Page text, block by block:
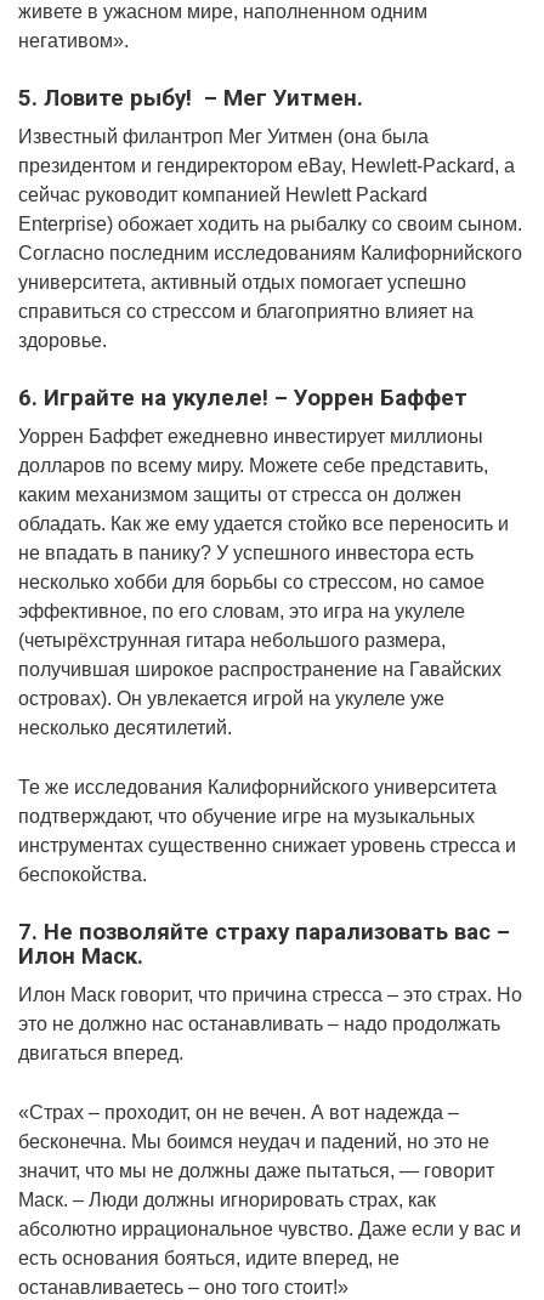
живете в ужасном мире, наполненном одним
негативом».
5. Ловите рыбу! – Мег Уитмен.
Известный филантроп Мег Уитмен (она была
президентом и гендиректором eBay, Hewlett-Packard, а
сейчас руководит компанией Hewlett Packard
Enterprise) обожает ходить на рыбалку со своим сыном.
Согласно последним исследованиям Калифорнийского
университета, активный отдых помогает успешно
справиться со стрессом и благоприятно влияет на
здоровье.
6. Играйте на укулеле! – Уоррен Баффет
Уоррен Баффет ежедневно инвестирует миллионы
долларов по всему миру. Можете себе представить,
каким механизмом защиты от стресса он должен
обладать. Как же ему удается стойко все переносить и
не впадать в панику? У успешного инвестора есть
несколько хобби для борьбы со стрессом, но самое
эффективное, по его словам, это игра на укулеле
(четырёхструнная гитара небольшого размера,
получившая широкое распространение на Гавайских
островах). Он увлекается игрой на укулеле уже
несколько десятилетий.
Те же исследования Калифорнийского университета
подтверждают, что обучение игре на музыкальных
инструментах существенно снижает уровень стресса и
беспокойства.
7. Не позволяйте страху парализовать вас –
Илон Маск.
Илон Маск говорит, что причина стресса – это страх. Но
это не должно нас останавливать – надо продолжать
двигаться вперед.
«Страх – проходит, он не вечен. А вот надежда –
бесконечна. Мы боимся неудач и падений, но это не
значит, что мы не должны даже пытаться, — говорит
Маск. – Люди должны игнорировать страх, как
абсолютно иррациональное чувство. Даже если у вас и
есть основания бояться, идите вперед, не
останавливаетесь – оно того стоит!»